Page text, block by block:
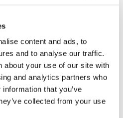
content and ads, to
and to analyse our traffic.
about your use of our site with
and analytics partners who
that you’ve
collected from your use